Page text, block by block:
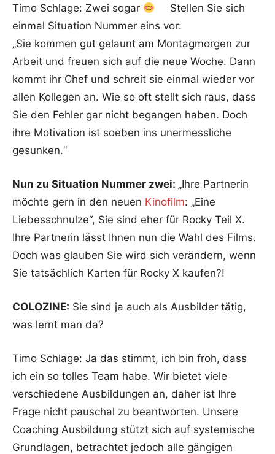
Timo Schlage: Zwei sogar
Stellen Sie sich
einmal Situation Nummer eins vor:
„Sie kommen gut gelaunt am Montagmorgen zur
Arbeit und freuen sich auf die neue Woche. Dann
kommt ihr Chef und schreit sie einmal wieder vor
allen Kollegen an. Wie so oft stellt sich raus, dass
Sie den Fehler gar nicht begangen haben. Doch
ihre Motivation ist soeben ins unermessliche
gesunken.“
Nun zu Situation Nummer zwei: „Ihre Partnerin
möchte gern in den neuen Kinofilm: „Eine
Liebesschnulze“, Sie sind eher für Rocky Teil X.
Ihre Partnerin lässt Ihnen nun die Wahl des Films.
Doch was glauben Sie wird sich verändern, wenn
Sie tatsächlich Karten für Rocky X kaufen?!
COLOZINE: Sie sind ja auch als Ausbilder tätig,
was lernt man da?
Timo Schlage: Ja das stimmt, ich bin froh, dass
ich ein so tolles Team habe. Wir bietet viele
verschiedene Ausbildungen an, daher ist Ihre
Frage nicht pauschal zu beantworten. Unsere
Coaching Ausbildung stützt sich auf systemische
Grundlagen, betrachtet jedoch alle gängigen